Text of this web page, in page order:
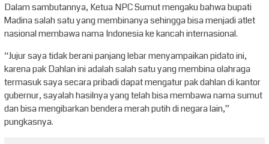
Dalam sambutannya, Ketua NPC Sumut mengaku bahwa bupati
Madina salah satu yang membinanya sehingga bisa menjadi atlet
nasional membawa nama Indonesia ke kancah internasional.
“Jujur saya tidak berani panjang lebar menyampaikan pidato ini,
karena pak Dahlan ini adalah salah satu yang membina olahraga
termasuk saya secara pribadi dapat mengatur pak dahlan di kantor
gubernur, sayalah hasilnya yang telah bisa membawa nama sumut
dan bisa mengibarkan bendera merah putih di negara lain,”
pungkasnya.